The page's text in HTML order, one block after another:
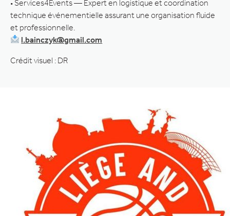
• Services4Events — Expert en logistique et coordination
technique événementielle assurant une organisation fluide
et professionnelle.
l.bainczyk@gmail.com
Crédit visuel : DR